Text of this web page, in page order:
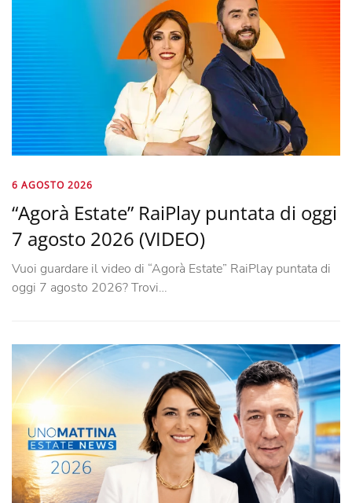
6 AGOSTO 2026
“Agorà Estate” RaiPlay puntata di oggi
7 agosto 2026 (VIDEO)
Vuoi guardare il video di “Agorà Estate” RaiPlay puntata di
oggi 7 agosto 2026? Trovi…